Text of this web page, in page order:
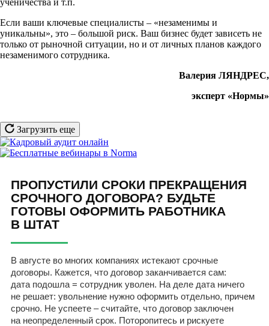
Если ваши ключевые специалисты – «незаменимы и
уникальны», это – большой риск. Ваш бизнес будет зависеть не
только от рыночной ситуации, но и от личных планов каждого
незаменимого сотрудника.
Валерия ЛЯНДРЕС,
эксперт «Нормы»
Загрузить еще
ПРОПУСТИЛИ СРОКИ ПРЕКРАЩЕНИЯ
СРОЧНОГО ДОГОВОРА? БУДЬТЕ
ГОТОВЫ ОФОРМИТЬ РАБОТНИКА
В ШТАТ
В августе во многих компаниях истекают срочные
договоры. Кажется, что договор заканчивается сам:
дата подошла = сотрудник уволен. На деле дата ничего
не решает: увольнение нужно оформить отдельно, причем
срочно. Не успеете – считайте, что договор заключен
на неопределенный срок. Поторопитесь и рискуете